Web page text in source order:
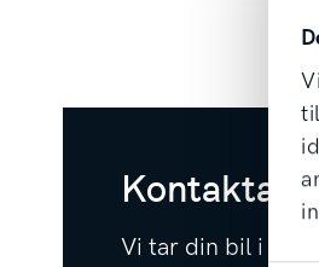
7 års garanti
7 års
Med Kia får
under extrema
Kontakta
Vi tar din bil i